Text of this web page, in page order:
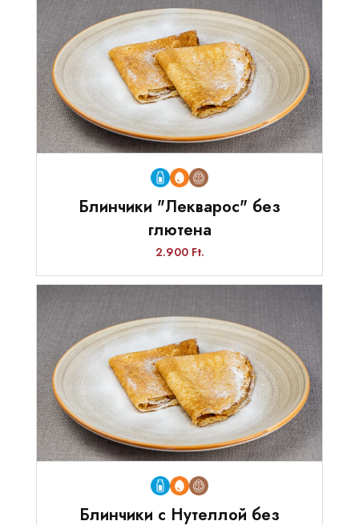
Блинчики "Лекварос" без
глютена
2.900 Ft.
Блинчики с Нутеллой без